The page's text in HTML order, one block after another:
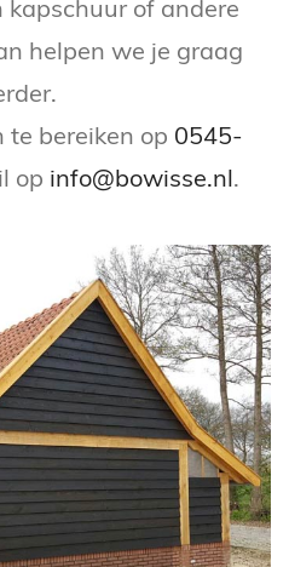
kapschuur of andere
helpen we je graag
te bereiken op 0545-
op info@bowisse.nl.